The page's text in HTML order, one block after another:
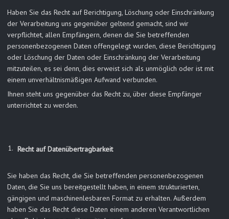
Haben Sie das Recht auf Berichtigung, Löschung oder Einschränkung
der Verarbeitung uns gegenüber geltend gemacht, sind wir
verpflichtet, allen Empfängern, denen die Sie betreffenden
personenbezogenen Daten offengelegt wurden, diese Berichtigung
oder Löschung der Daten oder Einschränkung der Verarbeitung
mitzuteilen, es sei denn, dies erweist sich als unmöglich oder ist mit
einem unverhältnismäßigen Aufwand verbunden.
Ihnen steht uns gegenüber das Recht zu, über diese Empfänger
unterrichtet zu werden.
Recht auf Datenübertragbarkeit
Sie haben das Recht, die Sie betreffenden personenbezogenen
Daten, die Sie uns bereitgestellt haben, in einem strukturierten,
gängigen und maschinenlesbaren Format zu erhalten. Außerdem
haben Sie das Recht diese Daten einem anderen Verantwortlichen